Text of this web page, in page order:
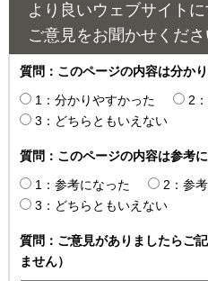
より良いウェブサイト
ご意見をお聞かせくださ
質問：このページの内容は分か
1：分かりやすかった
2
3：どちらともいえない
質問：このページの内容は参考
1：参考になった
2：参
3：どちらともいえない
質問：ご意見がありましたらご
ません）